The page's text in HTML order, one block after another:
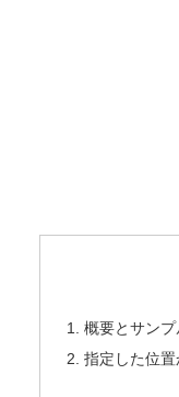
概要とサンプ
指定した位